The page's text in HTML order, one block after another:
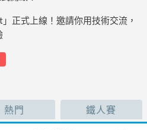
正式上線！邀請你用技術交流，
熱門 鐵人賽